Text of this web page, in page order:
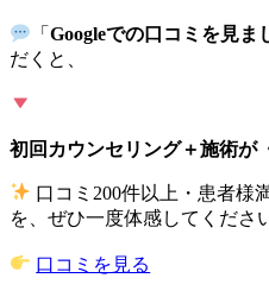
「Googleでの口コミを見ま
だくと、
初回カウンセリング＋施術が
口コミ200件以上・患者様
を、ぜひ一度体感してくださ
口コミを見る